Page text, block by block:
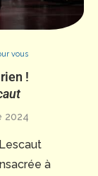
vous
!
2024
à